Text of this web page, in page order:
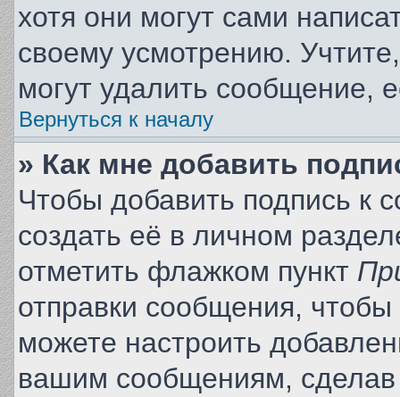
хотя они могут сами
своему усмотрению.
могут удалить сообщение,
Вернуться к началу
» Как мне добавить
Чтобы добавить подпись
создать её в личном
отметить флажком пункт
отправки сообщения,
можете настроить
вашим сообщениям,